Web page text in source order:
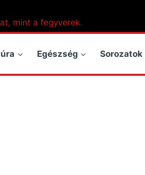
mint a fegyverek.
Egészség Sorozatok